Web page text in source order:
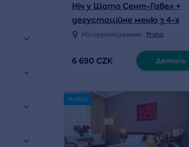
Ніч у Шато Сент-Гавел +
дегустаційне меню з 4-х
страв на двох
Місцезнаходження: Praha
6 690 CZK Деталь
Новий